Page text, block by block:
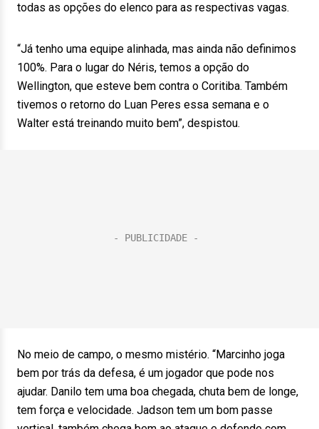
todas as opções do elenco para as respectivas vagas.
“Já tenho uma equipe alinhada, mas ainda não definimos
100%. Para o lugar do Néris, temos a opção do
Wellington, que esteve bem contra o Coritiba. Também
tivemos o retorno do Luan Peres essa semana e o
Walter está treinando muito bem”, despistou.
No meio de campo, o mesmo mistério. “Marcinho joga
bem por trás da defesa, é um jogador que pode nos
ajudar. Danilo tem uma boa chegada, chuta bem de longe,
tem força e velocidade. Jadson tem um bom passe